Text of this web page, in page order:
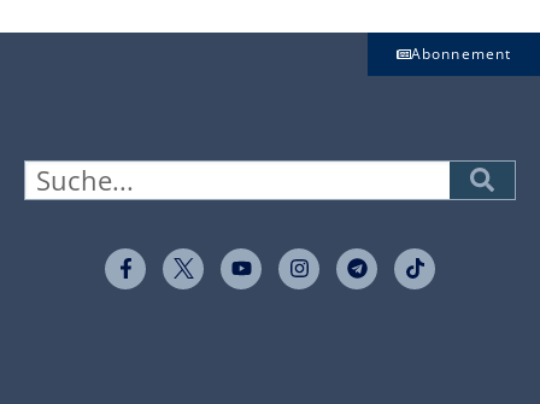
Abonnement